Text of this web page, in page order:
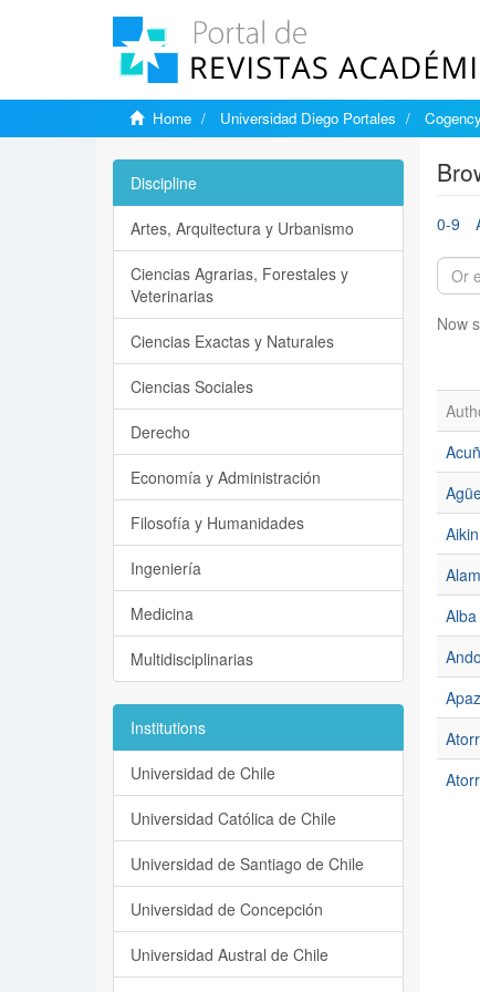
Home Universidad Diego Portales
0-9
Now
Discipline
Artes, Arquitectura y Urbanismo
Ciencias Agrarias, Forestales y
Veterinarias
Ciencias Exactas y Naturales
Ciencias Sociales
Derecho
Economía y Administración
Filosofía y Humanidades
Ingeniería
Medicina
Multidisciplinarias
Institutions
Universidad de Chile
Universidad Católica de Chile
Universidad de Santiago de Chile
Universidad de Concepción
Universidad Austral de Chile